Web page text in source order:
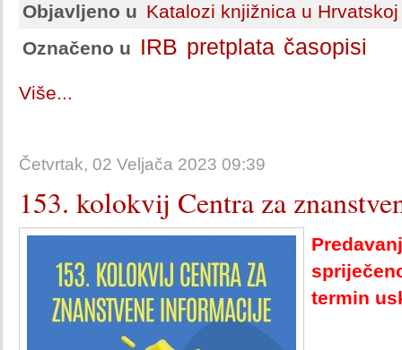
Objavljeno u Katalozi knjižnica u Hrvatskoj
Označeno u IRB pretplata časopisi
Više...
Četvrtak, 02 Veljača 2023 09:39
153. kolokvij Centra za
termin